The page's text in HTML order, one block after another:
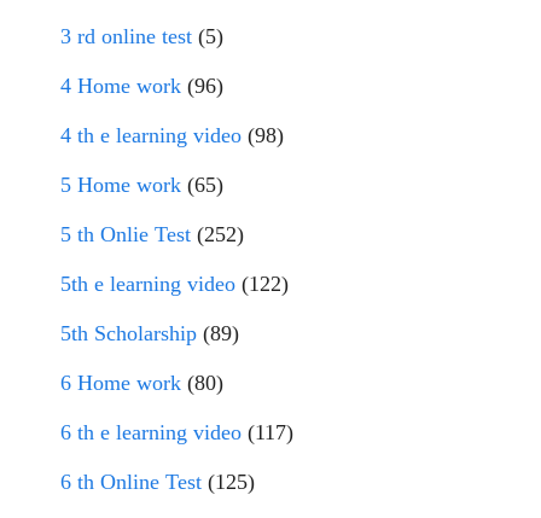
3 rd online test (5)
4 Home work (96)
4 th e learning video (98)
5 Home work (65)
5 th Onlie Test (252)
5th e learning video (122)
5th Scholarship (89)
6 Home work (80)
6 th e learning video (117)
6 th Online Test (125)